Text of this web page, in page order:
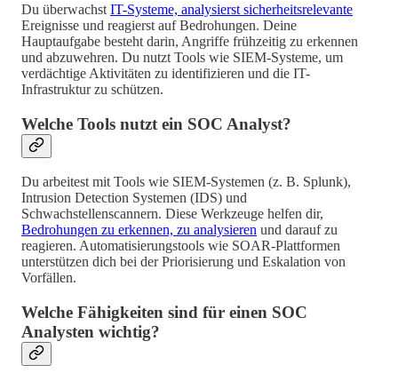
Du überwachst IT-Systeme, analysierst sicherheitsrelevante
Ereignisse und reagierst auf Bedrohungen. Deine
Hauptaufgabe besteht darin, Angriffe frühzeitig zu erkennen
und abzuwehren. Du nutzt Tools wie SIEM-Systeme, um
verdächtige Aktivitäten zu identifizieren und die IT-
Infrastruktur zu schützen.
Welche Tools nutzt ein SOC Analyst?
Du arbeitest mit Tools wie SIEM-Systemen (z. B. Splunk),
Intrusion Detection Systemen (IDS) und
Schwachstellenscannern. Diese Werkzeuge helfen dir,
Bedrohungen zu erkennen, zu analysieren und darauf zu
reagieren. Automatisierungstools wie SOAR-Plattformen
unterstützen dich bei der Priorisierung und Eskalation von
Vorfällen.
Welche Fähigkeiten sind für einen SOC
Analysten wichtig?